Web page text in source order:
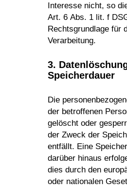
Inter­esse nicht, so
Art. 6 Abs. 1 lit. f
Rechts­grund­lage für
Verarbeitung.
3.
Speicherdauer
Die
der betrof­fenen
gelöscht oder
der Zweck der
entfällt. Eine
darüber hinaus
dies durch den
oder natio­nalen